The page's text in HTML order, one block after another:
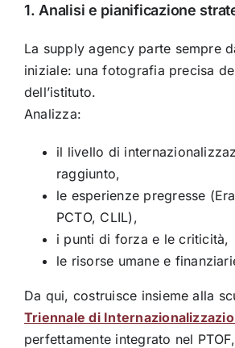
1. Analisi e pianificazione
La supply agency parte sempre
iniziale: una fotografia precisa
dell’istituto.
Analizza:
il livello di
raggiunto,
le esperienze pregresse
PCTO, CLIL),
i punti di forza e le criticità,
le risorse umane e
Da qui, costruisce insieme alla
Triennale di
perfettamente integrato nel